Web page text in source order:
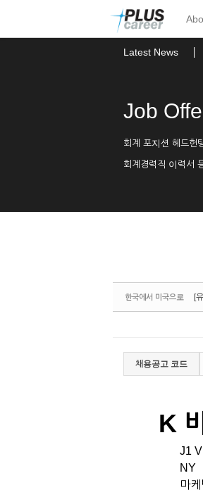
뉴
토
Latest News
Job
회계 포지션 헤드헌
회계경력직 이력서
한국에서 미국으로 [
채용공고 코드
K
J1
NY
마케